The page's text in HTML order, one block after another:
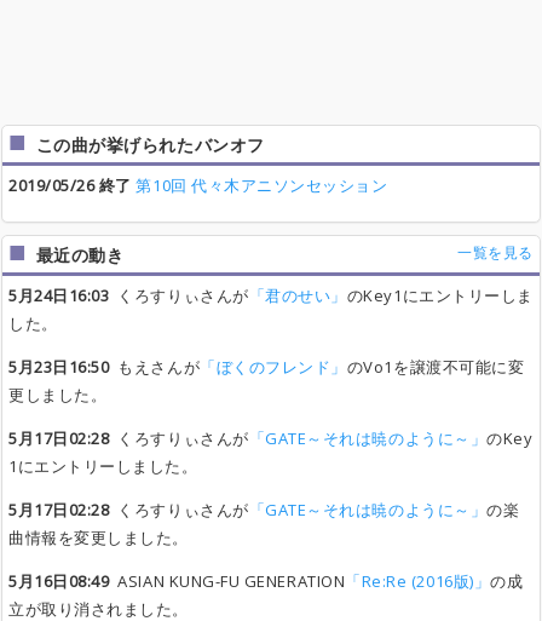
この曲が挙げられたバンオフ
2019/05/26 終了 第10回 代々木アニソンセッション
最近の動き 一覧を見る
5月24日16:03 くろすりぃさんが 「君のせい」 のKey1にエントリーしま
した。
5月23日16:50もえさんが 「ぼくのフレンド」 のVo1を譲渡不可能に変
更しました。
5月17日02:28くろすりぃさんが 「GATE～それは暁のように～」のKey
1にエントリーしました。
5月17日02:28くろすりぃさんが 「GATE～それは暁のように～」の楽
曲情報を変更しました。
5月16日08:49ASIAN KUNG-FU GENERATION 「Re:Re (2016版)」の成
立が取り消されました。